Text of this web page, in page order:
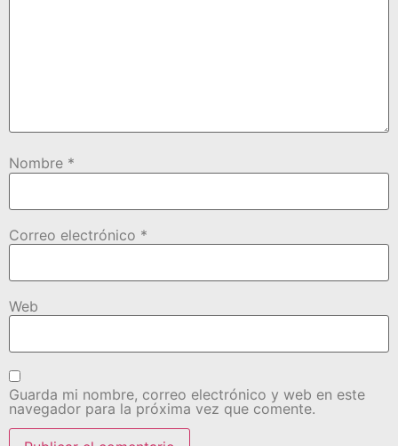
Nombre *
Correo electrónico *
Web
Guarda mi nombre, correo electrónico y web en este
navegador para la próxima vez que comente.